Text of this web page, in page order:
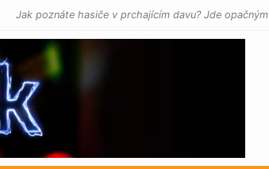
Jak poznáte hasiče v prchajícím davu? Jde